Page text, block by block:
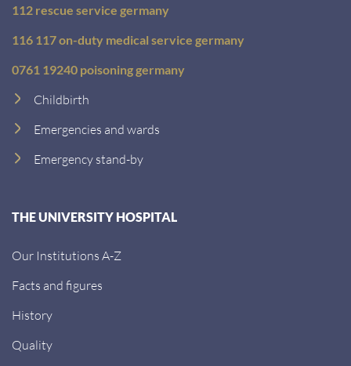
112 rescue service germany
116 117 on-duty medical service germany
0761 19240 poisoning germany
Childbirth
Emergencies and wards
Emergency stand-by
THE UNIVERSITY HOSPITAL
Our Institutions A-Z
Facts and figures
History
Quality